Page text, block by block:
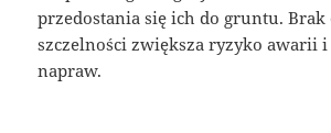
przedostania się ich do gruntu.
szczelności zwiększa ryzyko awarii
napraw.